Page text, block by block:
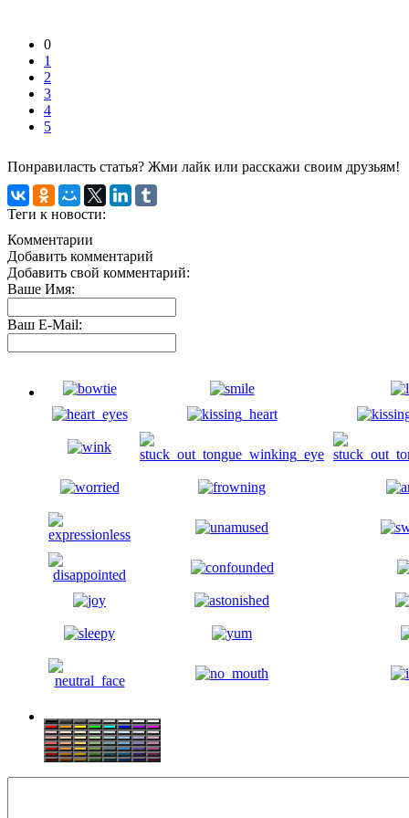
0
1
2
3
4
5
Понравиласть статья? Жми лайк или расскажи своим друзьям!
Теги к новости:
Комментарии
Добавить комментарий
Добавить свой комментарий:
Ваше Имя:
Ваш E-Mail: